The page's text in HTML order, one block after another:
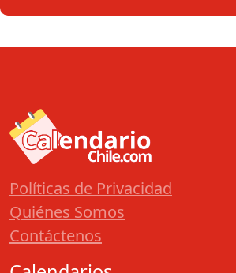
Políticas de Privacidad
Quiénes Somos
Contáctenos